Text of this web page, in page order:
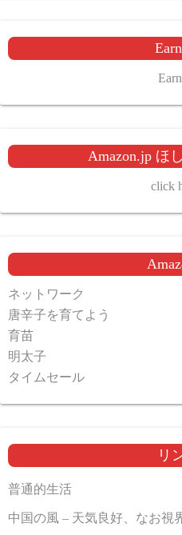
Amazon.jp ほ
click
ネットワーク
唐辛子を育てよう
育苗
明太子
タイムセール
リ
普通的生活
中国の風 – 天気良好、なお視